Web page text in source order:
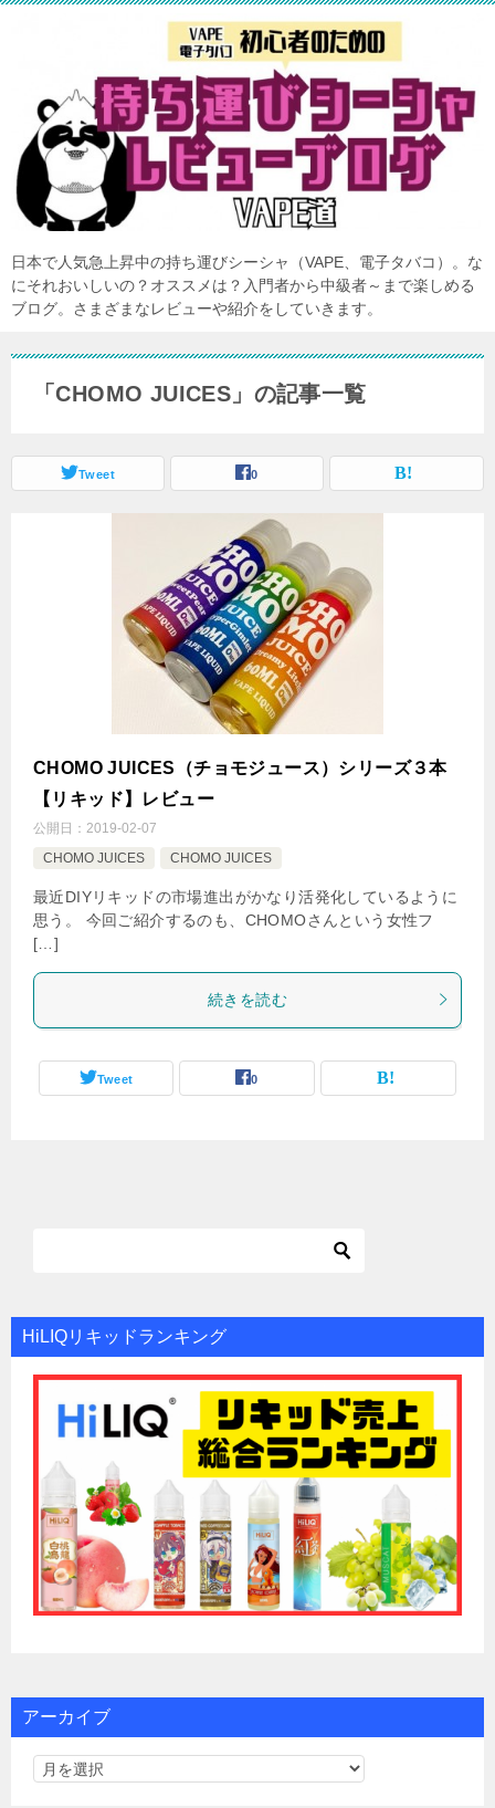
日本で人気急上昇中の持ち運びシーシャ（VAPE、電子タバコ）。な
にそれおいしいの？オススメは？入門者から中級者～まで楽しめる
ブログ。さまざまなレビューや紹介をしていきます。
「CHOMO JUICES」の記事一覧
Tweet 0
CHOMO JUICES（チョモジュース）シリーズ３本
【リキッド】レビュー
公開日： 2019-02-07
CHOMO JUICES
CHOMO JUICES
最近DIYリキッドの市場進出がかなり活発化しているように
思う。 今回ご紹介するのも、CHOMOさんという女性フ
[…]
続きを読む
Tweet 0
HiLIQリキッドランキング
アーカイブ